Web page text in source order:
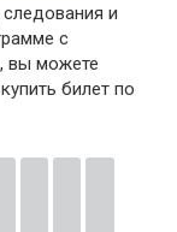
и
с
вы можете
билет по